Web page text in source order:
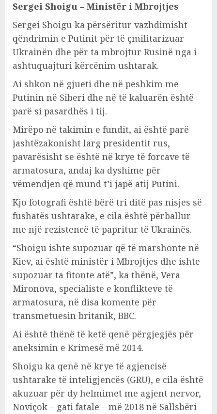
Sergei Shoigu – Ministër i Mbrojtjes
Sergei Shoigu ka përsëritur vazhdimisht
qëndrimin e Putinit për të çmilitarizuar
Ukrainën dhe për ta mbrojtur Rusinë nga i
ashtuquajturi kërcënim ushtarak.
Ai shkon në gjueti dhe në peshkim me
Putinin në Siberi dhe në të kaluarën është
parë si pasardhës i tij.
Mirëpo në takimin e fundit, ai është parë
jashtëzakonisht larg presidentit rus,
pavarësisht se është në krye të forcave të
armatosura, andaj ka dyshime për
vëmendjen që mund t’i japë atij Putini.
Kjo fotografi është bërë tri ditë pas nisjes së
fushatës ushtarake, e cila është përballur
me një rezistencë të papritur të Ukrainës.
“Shoigu ishte supozuar që të marshonte në
Kiev, ai është ministër i Mbrojtjes dhe ishte
supozuar ta fitonte atë”, ka thënë, Vera
Mironova, specialiste e konflikteve të
armatosura, në disa komente për
transmetuesin britanik, BBC.
Ai është thënë të ketë qenë përgjegjës për
aneksimin e Krimesë më 2014.
Shoigu ka qenë në krye të agjencisë
ushtarake të inteligjencës (GRU), e cila është
akuzuar për dy helmimet me agjent nervor,
Noviçok – gati fatale – më 2018 në Sallsbëri